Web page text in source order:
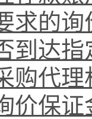
求的
到达
购代
价保